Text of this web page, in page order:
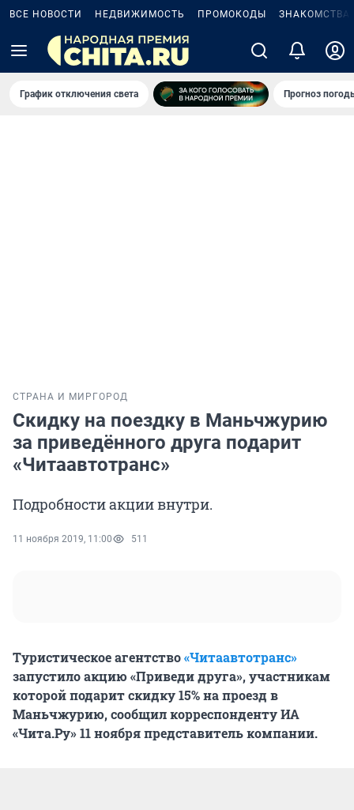
ВСЕ НОВОСТИ НЕДВИЖИМОСТЬ ПРОМОКОДЫ ЗНАКОМСТВА
График отключения света Прогноз
СТРАНА И МИР ГОРОД
Скидку на поездку в Маньчжурию
за приведённого друга подарит
«Читаавтотранс»
Подробности акции внутри.
11 ноября 2019, 11:00 511
Туристическое агентство«Читаавтотранс»
запустило акцию «Приведи друга», участникам
которой подарит скидку 15% на проезд в
Маньчжурию, сообщил корреспонденту ИА
«Чита.Ру» 11 ноября представитель компании.